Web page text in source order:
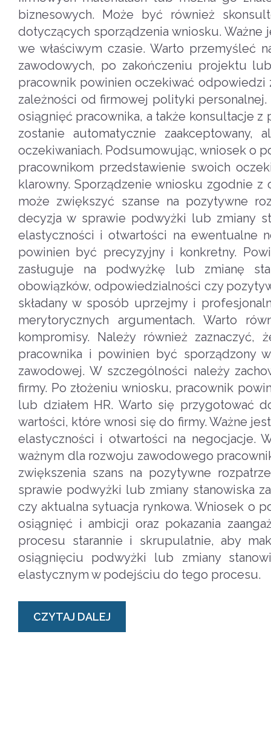
biznesowych. Może być również
dotyczących sporządzenia wniosku. Ważne
we właściwym czasie. Warto przemyśleć
zawodowych, po zakończeniu projektu
pracownik powinien oczekiwać odpowiedzi
zależności od firmowej polityki
osiągnięć pracownika, a także konsultacje z
zostanie automatycznie
oczekiwaniach. Podsumowując, wniosek o
pracownikom przedstawienie swoich
klarowny. Sporządzenie wniosku zgodnie
może zwiększyć szanse na pozytywne
decyzja w sprawie podwyżki lub zmiany
elastyczności i otwartości na ewentualne
powinien być precyzyjny i konkretny.
zasługuje na podwyżkę lub zmianę
obowiązków, odpowiedzialności czy
składany w sposób uprzejmy i
merytorycznych argumentach. Warto
kompromisy. Należy również
pracownika i powinien być sporządzony
zawodowej. W szczególności należy
firmy. Po złożeniu wniosku, pracownik
lub działem HR. Warto się przygotować
wartości, które wnosi się do firmy. Ważne
elastyczności i otwartości na negocjacje.
ważnym dla rozwoju zawodowego
zwiększenia szans na pozytywne
sprawie podwyżki lub zmiany stanowiska
czy aktualna sytuacja rynkowa. Wniosek o
osiągnięć i ambicji oraz pokazania
procesu starannie i skrupulatnie, aby
osiągnięciu podwyżki lub zmiany
elastycznym w podejściu do tego procesu.
CZYTAJ DALEJ